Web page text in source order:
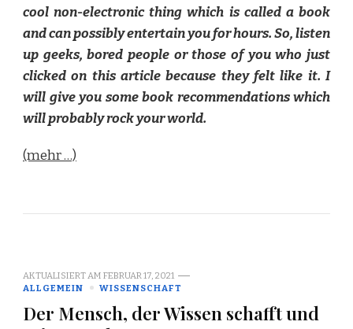
cool non-electronic thing which is called a book
and can possibly entertain you for hours. So, listen
up geeks, bored people or those of you who just
clicked on this article because they felt like it. I
will give you some book recommendations which
will probably rock your world.
(mehr …)
AKTUALISIERT AM FEBRUAR 17, 2021
ALLGEMEIN
WISSENSCHAFT
Der Mensch, der Wissen schafft und